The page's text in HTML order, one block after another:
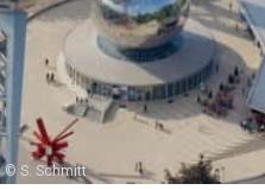
© S. Schmitt